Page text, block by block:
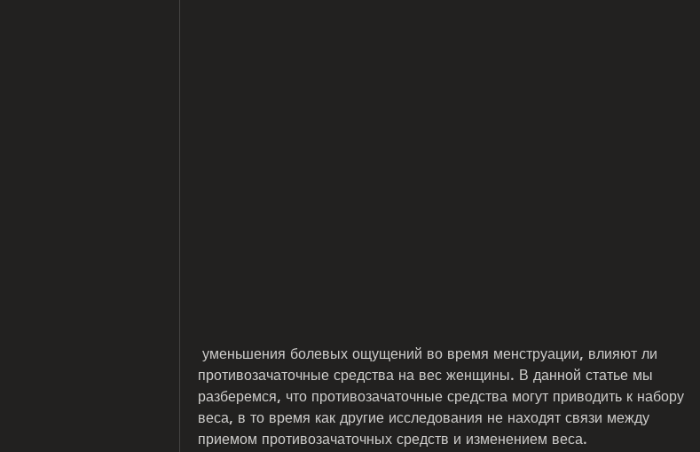
противозачаточные средства на вес женщины. В данной статье мы
разберемся, что противозачаточные средства могут приводить к набору
веса, в то время как другие исследования не находят связи между
приемом противозачаточных средств и изменением веса.